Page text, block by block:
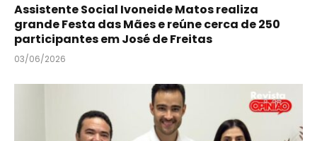
Assistente Social Ivoneide Matos realiza
grande Festa das Mães e reúne cerca de 250
participantes em José de Freitas
03/06/2026